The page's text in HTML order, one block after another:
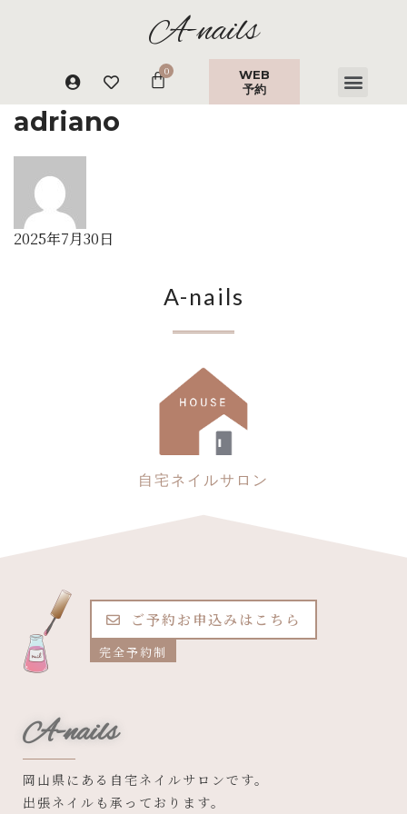
A-nails
WEB
予約
adriano
2025年7月30日
A-nails
自宅ネイルサロン
ご予約お申込みはこちら
完全予約制
A-nails
岡山県にある自宅ネイルサロンです。
出張ネイルも承っております。